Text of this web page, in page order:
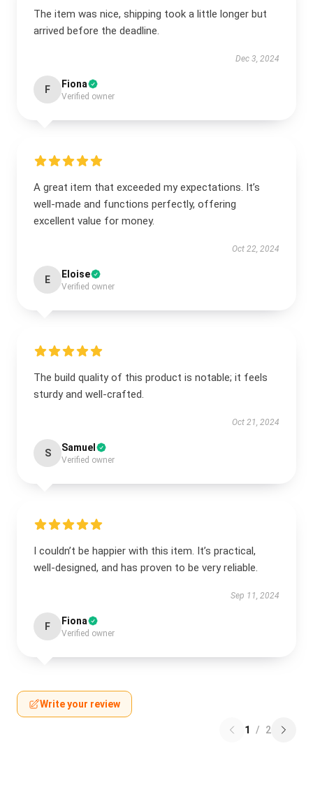
The item was nice, shipping took a little longer but
arrived before the deadline.
Dec 3, 2024
F Fiona
Verified owner
A great item that exceeded my expectations. It’s
well-made and functions perfectly, offering
excellent value for money.
Oct 22, 2024
E Eloise
Verified owner
The build quality of this product is notable; it feels
sturdy and well-crafted.
Oct 21, 2024
S Samuel
Verified owner
I couldn’t be happier with this item. It’s practical,
well-designed, and has proven to be very reliable.
Sep 11, 2024
F Fiona
Verified owner
Write your review
1 / 2